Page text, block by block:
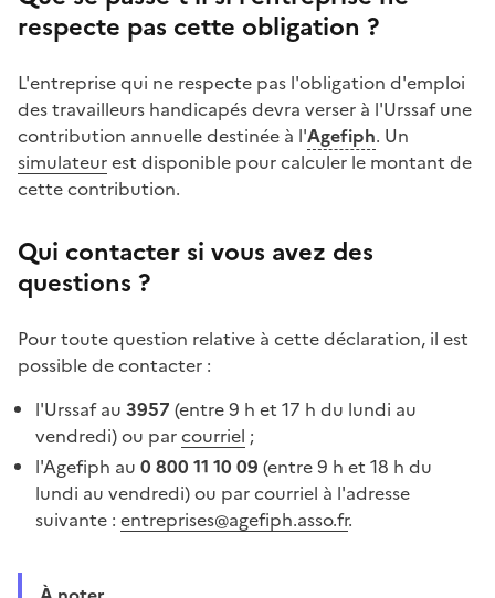
respecte pas cette obligation ?
L'entreprise qui ne respecte pas l'obligation d'emploi
des travailleurs handicapés devra verser à l'Urssaf une
contribution annuelle destinée à l'Agefiph. Un
simulateurest disponible pour calculer le montant de
cette contribution.
Qui contacter si vous avez des
questions ?
Pour toute question relative à cette déclaration, il est
possible de contacter :
l'Urssaf au 3957 (entre 9 h et 17 h du lundi au
vendredi) ou parcourriel ;
l'Agefiph au 0 800 11 10 09 (entre 9 h et 18 h du
lundi au vendredi) ou par courriel à l'adresse
suivante : entreprises@agefiph.asso.fr.